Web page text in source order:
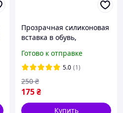
Прозрачная силиконовая
вставка в обувь,
натирания и мозолей
Готово к отправке
5.0 (1)
175₴
250 ₴
Купить